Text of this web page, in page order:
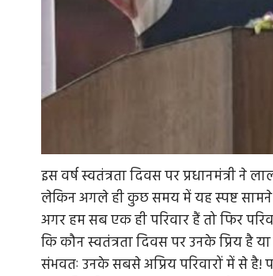
इस वर्ष स्वतंत्रता दिवस पर प्रधानमंत्री
लेकिन अगले ही कुछ समय में यह स्पष्ट सामने
अगर हम सब एक ही परिवार हैं तो फिर
कि कौन स्वतंत्रता दिवस पर उनके प्रिय है
संभवतः उनके सबसे अप्रिय परिवारों में से